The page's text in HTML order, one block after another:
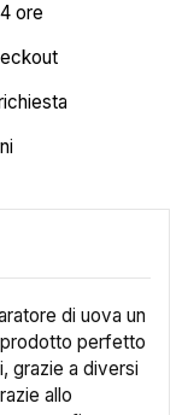
ore
di uova un
perfetto
grazie a diversi
allo